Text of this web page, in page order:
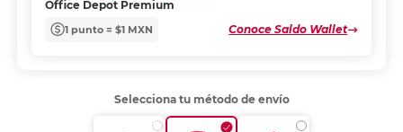
Office Depot Premium
1 punto = $1 MXN Conoce Saldo Wallet
Selecciona tu método de envío